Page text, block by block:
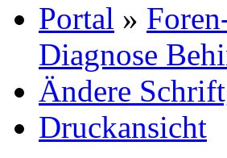
Portal »
Diagnose
Ändere
Druckansicht